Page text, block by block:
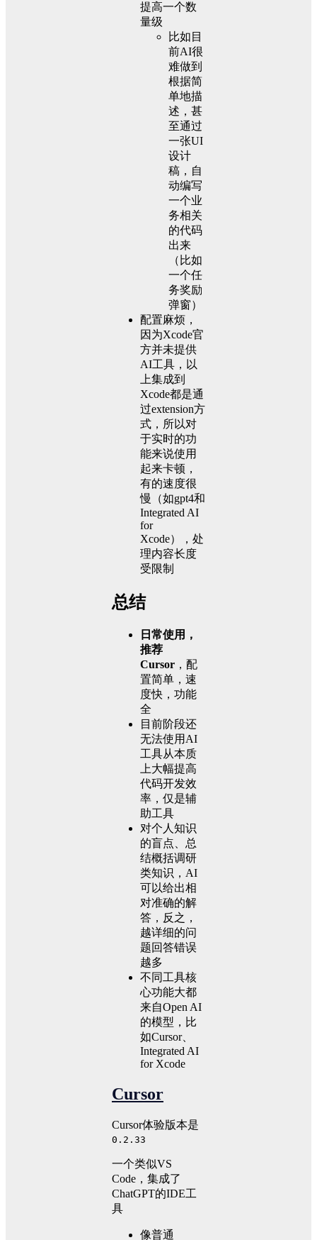
提高一个数
量级
比如目
前AI很
难做到
根据简
单地描
述，甚
至通过
一张UI
设计
稿，自
动编写
一个业
务相关
的代码
出来
（比如
一个任
务奖励
弹窗）
配置麻烦，
因为Xcode官
方并未提供
AI工具，以
上集成到
Xcode都是通
过extension方
式，所以对
于实时的功
能来说使用
起来卡顿，
有的速度很
慢（如gpt4和
Integrated AI
for
Xcode），处
理内容长度
受限制
总结
日常使用，
推荐
Cursor ，配
置简单，速
度快，功能
全
目前阶段还
无法使用AI
工具从本质
上大幅提高
代码开发效
率，仅是辅
助工具
对个人知识
的盲点、总
结概括调研
类知识，AI
可以给出相
对准确的解
答，反之，
越详细的问
题回答错误
越多
不同工具核
心功能大都
来自Open AI
的模型，比
如Cursor、
Integrated AI
for Xcode
Cursor
Cursor体验版本是
0.2.33
一个类似VS
Code，集成了
ChatGPT的IDE工
具
像普通